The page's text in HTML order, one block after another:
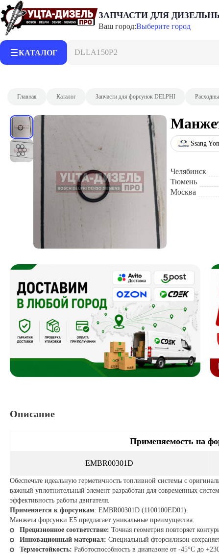
ЗАПЧАСТИ ДЛЯ
Ваш город:Выберите город
КАТАЛОГ DLLA150P2153
Главная Каталог Запчасти для форсунок DELPHI
Ssang
Челябинск
Тюмень
Москва
Описание
Применяемость на
EMBR00301D
Обеспечьте идеальную герметичность топливной системы с
важный уплотнительный элемент разработан для современных
эффективность работы двигателя.
Применяется к форсункам: EMBR00301D (1100100ED01).
Манжета форсунки E5 предлагает уникальные преимущества:
Прецизионное соответствие: Точная геометрия повторяет
Инновационный материал: Специальный фторсиликон
Термостойкость: Работоспособность в диапазоне от -45°C до